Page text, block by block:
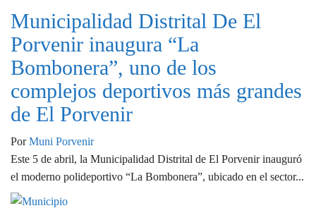
Municipalidad Distrital De El
Porvenir inaugura “La
Bombonera”, uno de los
complejos deportivos más grandes
de El Porvenir
Por Muni Porvenir
Este 5 de abril, la Municipalidad Distrital de El Porvenir inauguró
el moderno polideportivo “La Bombonera”, ubicado en el sector...